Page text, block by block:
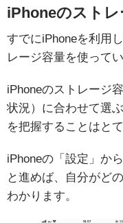
iPhoneのスト
すでにiPhoneを利用
レージ容量を使って
iPhoneのストレージ
状況）に合わせて選
を把握することはと
iPhoneの「設定」か
と進めば、自分がど
わかります。